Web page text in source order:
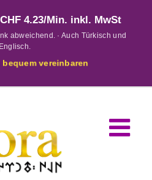
4.23/Min. inkl. MwSt
abweichend. · Auch Türkisch und
Englisch.
vereinbaren